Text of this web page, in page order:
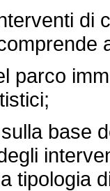
di
base
tipologia